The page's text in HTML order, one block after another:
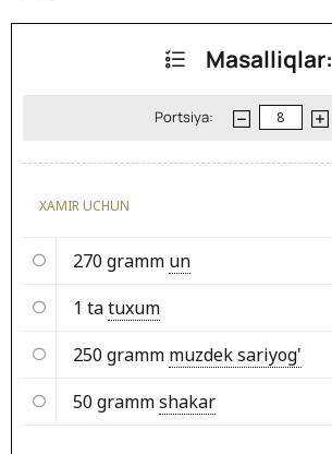
Masalliqlar:
Portsiya:
XAMIR UCHUN
270 gramm un
1 tatuxum
250 gramm muzdek sariyog'
50 grammshakar